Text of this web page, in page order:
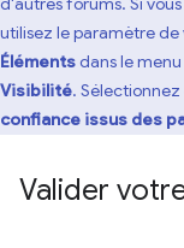
utilisez le paramètre
Élémentsdans le
Visibilité.
confiance issus des
Valider